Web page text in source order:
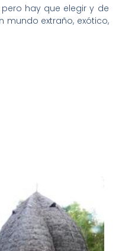
hay que elegir y de
extraño, exótico,